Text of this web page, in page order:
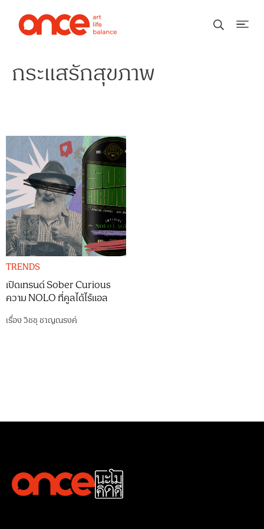
กระแสรักสุขภาพ
TRENDS
เปิดเทรนด์ Sober Curious
ความ NOLO ที่คูลได้ไร้แอล
เรื่องวิชชุ ชาญณรงค์